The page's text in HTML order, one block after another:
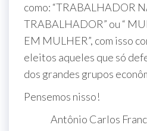
como: “TRABALHADOR
TRABALHADOR” ou “
EM MULHER”, com isso
eleitos aqueles que só
dos grandes grupos
Pensemos nisso!
Antônio Carlos